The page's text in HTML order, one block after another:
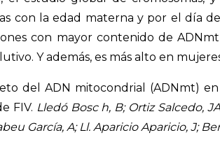
con la edad materna y por el día
con mayor contenido de
Y además, es más alto en
del ADN mitocondrial (ADNmt)
FIV. Lledó Bosc h, B; Ortiz Salcedo,
García, A; Ll. Aparicio Aparicio, J;